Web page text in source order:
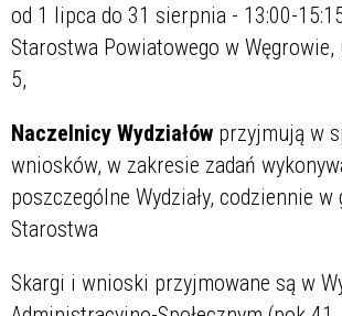
od 1 lipca do 31 sierpnia - 13:00-
Starostwa Powiatowego w Węgrowie,
5,
Naczelnicy Wydziałów przyjmują w
wniosków, w zakresie zadań
poszczególne Wydziały, codziennie
Starostwa
Skargi i wnioski przyjmowane są w